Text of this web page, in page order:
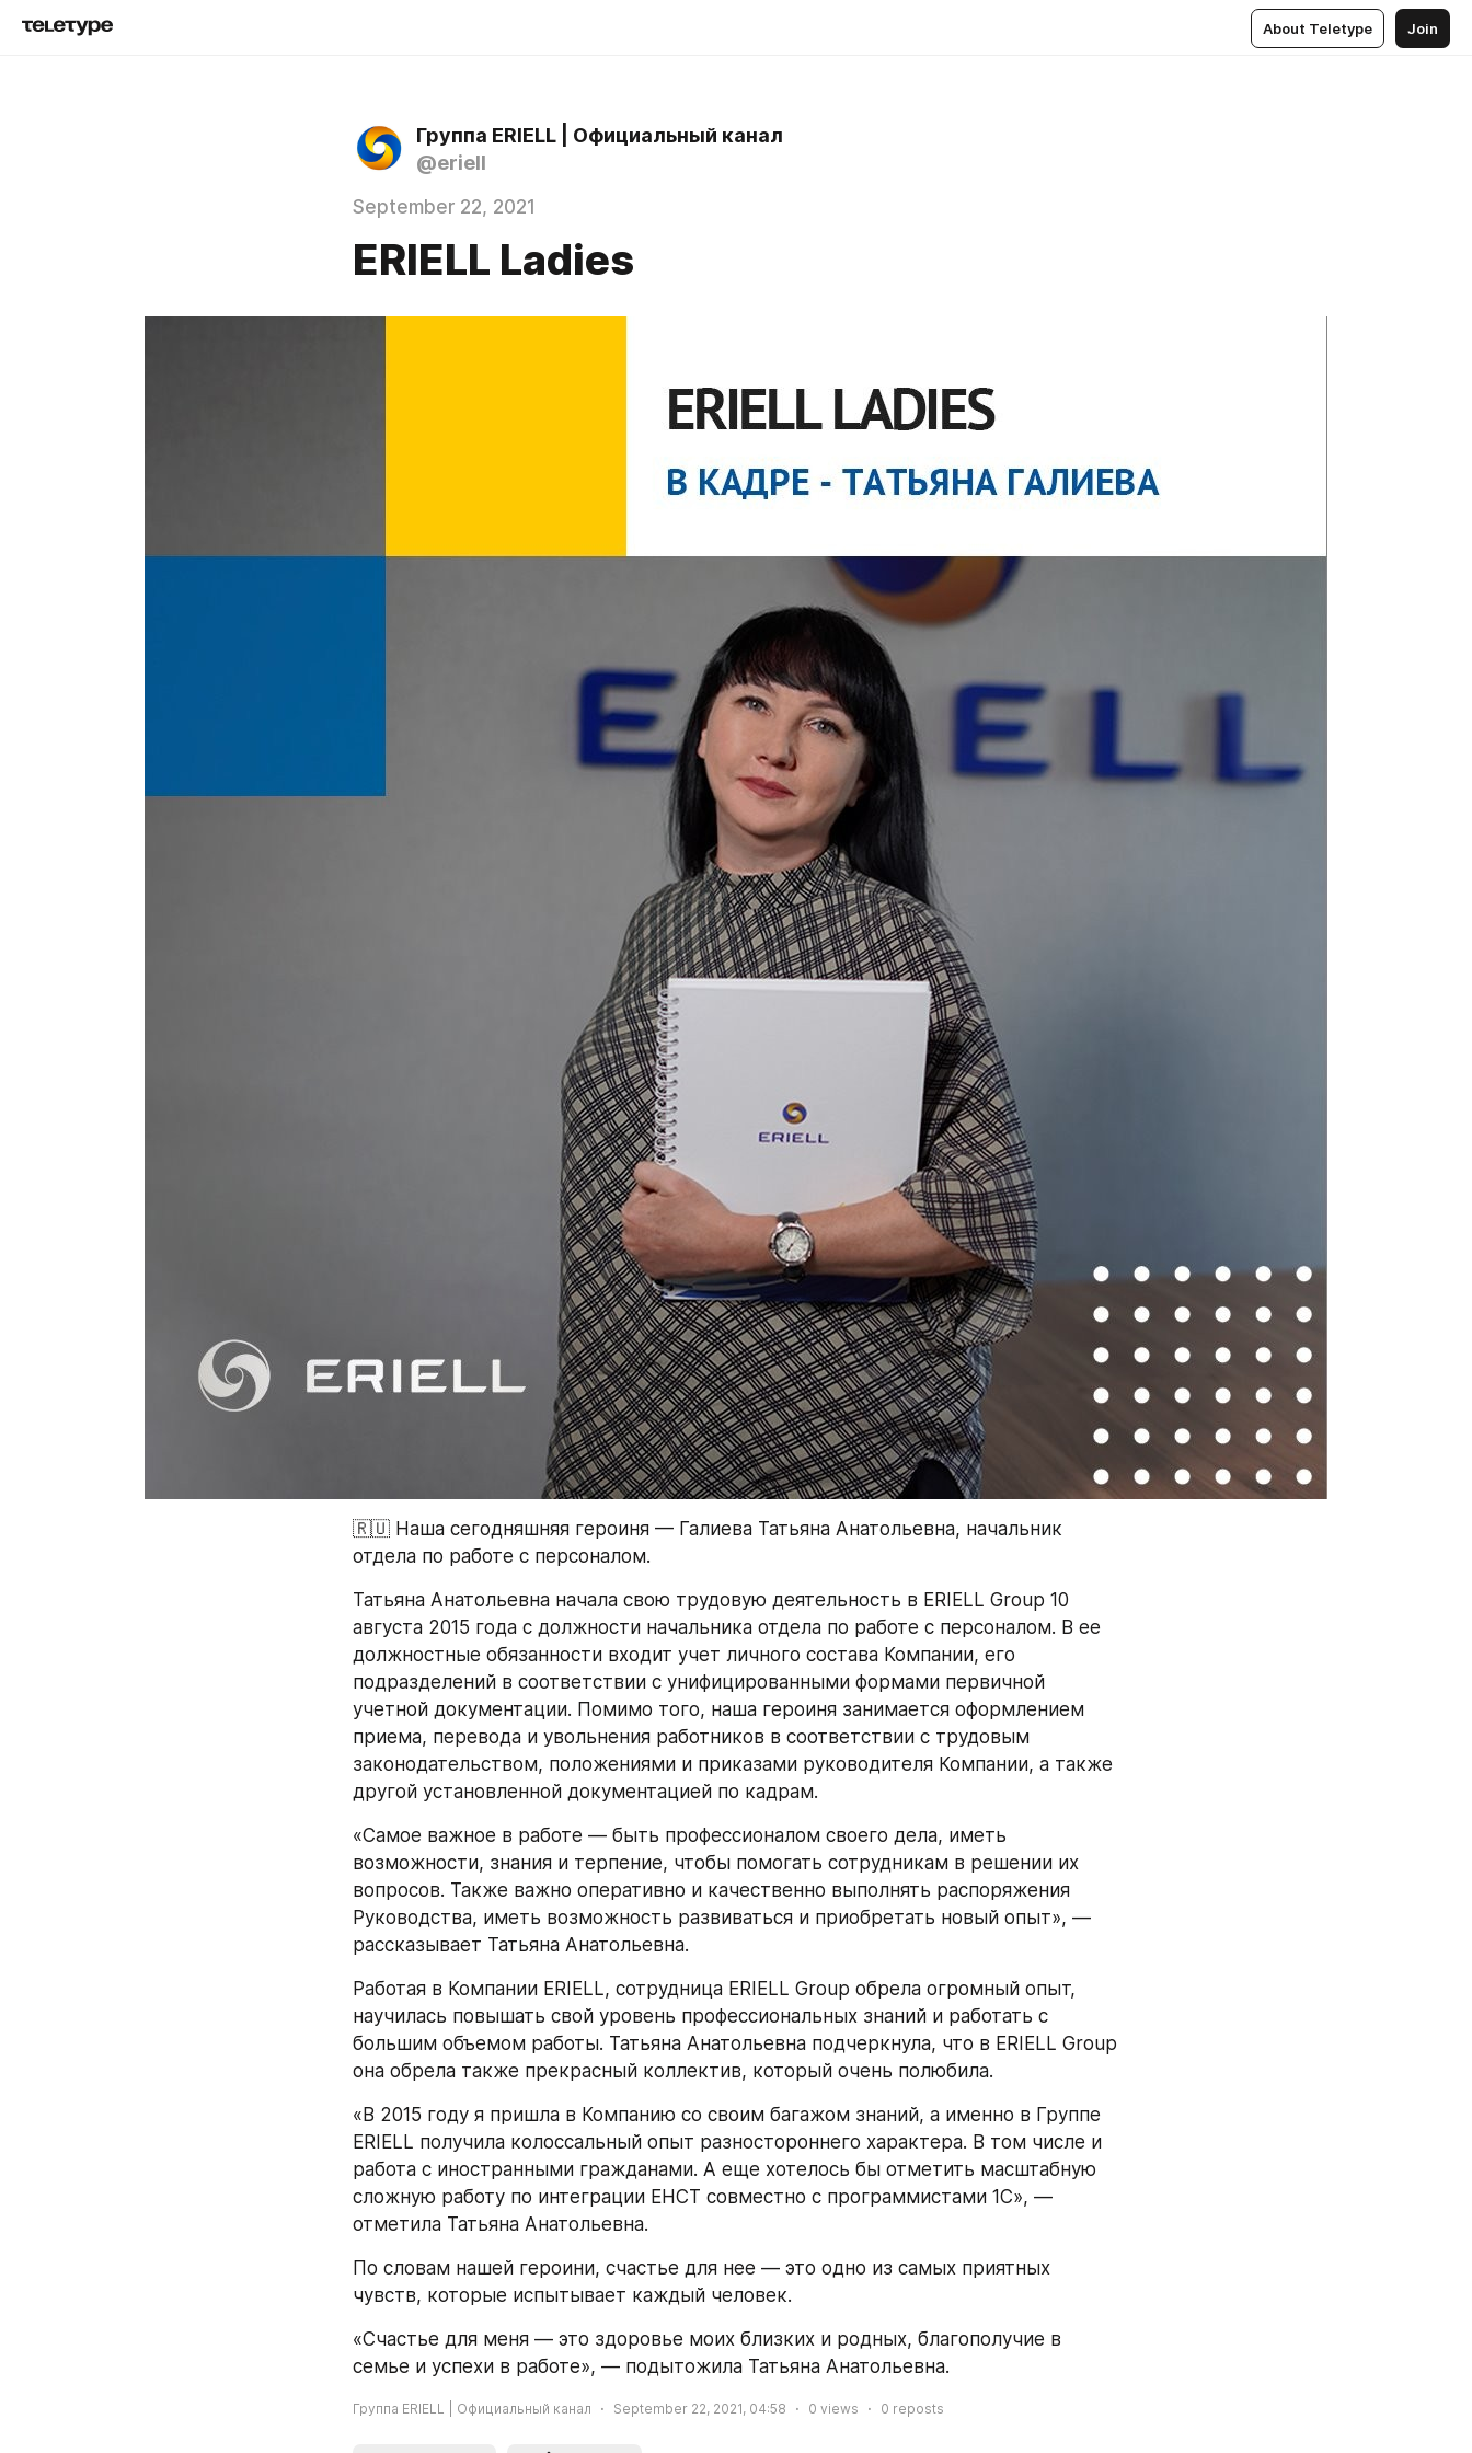
About Teletype Join
Группа ERIELL | Официальный канал
@eriell
September 22, 2021
ERIELL Ladies
🇷🇺 Наша сегодняшняя героиня — Галиева Татьяна Анатольевна, начальник
отдела по работе с персоналом.
Татьяна Анатольевна начала свою трудовую деятельность в ERIELL Group 10
августа 2015 года с должности начальника отдела по работе с персоналом. В ее
должностные обязанности входит учет личного состава Компании, его
подразделений в соответствии с унифицированными формами первичной
учетной документации. Помимо того, наша героиня занимается оформлением
приема, перевода и увольнения работников в соответствии с трудовым
законодательством, положениями и приказами руководителя Компании, а также
другой установленной документацией по кадрам.
«Самое важное в работе — быть профессионалом своего дела, иметь
возможности, знания и терпение, чтобы помогать сотрудникам в решении их
вопросов. Также важно оперативно и качественно выполнять распоряжения
Руководства, иметь возможность развиваться и приобретать новый опыт», —
рассказывает Татьяна Анатольевна.
Работая в Компании ERIELL, сотрудница ERIELL Group обрела огромный опыт,
научилась повышать свой уровень профессиональных знаний и работать с
большим объемом работы. Татьяна Анатольевна подчеркнула, что в ERIELL Group
она обрела также прекрасный коллектив, который очень полюбила.
«В 2015 году я пришла в Компанию со своим багажом знаний, а именно в Группе
ERIELL получила колоссальный опыт разностороннего характера. В том числе и
работа с иностранными гражданами. А еще хотелось бы отметить масштабную
сложную работу по интеграции ЕНСТ совместно с программистами 1С», —
отметила Татьяна Анатольевна.
По словам нашей героини, счастье для нее — это одно из самых приятных
чувств, которые испытывает каждый человек.
«Счастье для меня — это здоровье моих близких и родных, благополучие в
семье и успехи в работе», — подытожила Татьяна Анатольевна.
Группа ERIELL | Официальный канал September 22, 2021, 04:58 0 views 0 reposts